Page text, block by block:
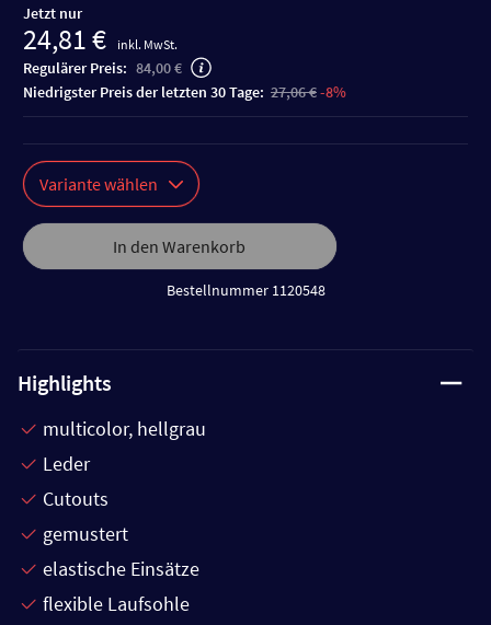
Jetzt nur
24,81 € inkl. MwSt.
Regulärer Preis: 84,00 €
niedrigster Preis der letzten 30 Tage: 27,06 €-8%
Variante wählen
In den Warenkorb
Bestellnummer 1120548
Highlights
multicolor, hellgrau
Leder
Cutouts
gemustert
elastische Einsätze
flexible Laufsohle